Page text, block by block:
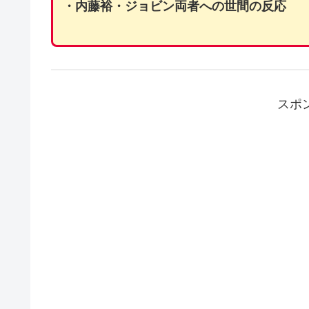
・内藤裕・ジョビン両者への世間の反応
スポ